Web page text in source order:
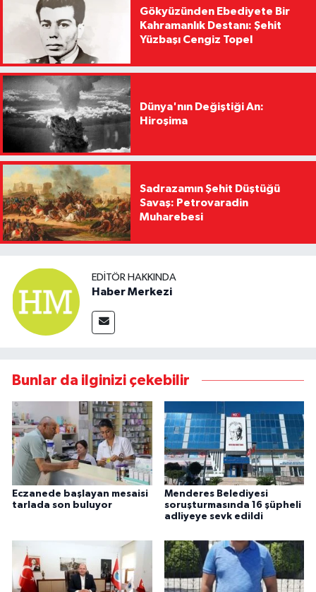
Gökyüzünden Ebediyete Bir
Kahramanlık Destanı: Şehit
Yüzbaşı Cengiz Topel
Dünya'nın Değiştiği An:
Hiroşima
Sadrazamın Şehit Düştüğü
Savaş: Petrovaradin
Muharebesi
EDITÖR HAKKINDA
Haber Merkezi
Bunlar da ilginizi çekebilir
Eczanede başlayan mesaisi
tarlada son buluyor
Menderes Belediyesi
soruşturmasında 16 şüpheli
adliyeye sevk edildi